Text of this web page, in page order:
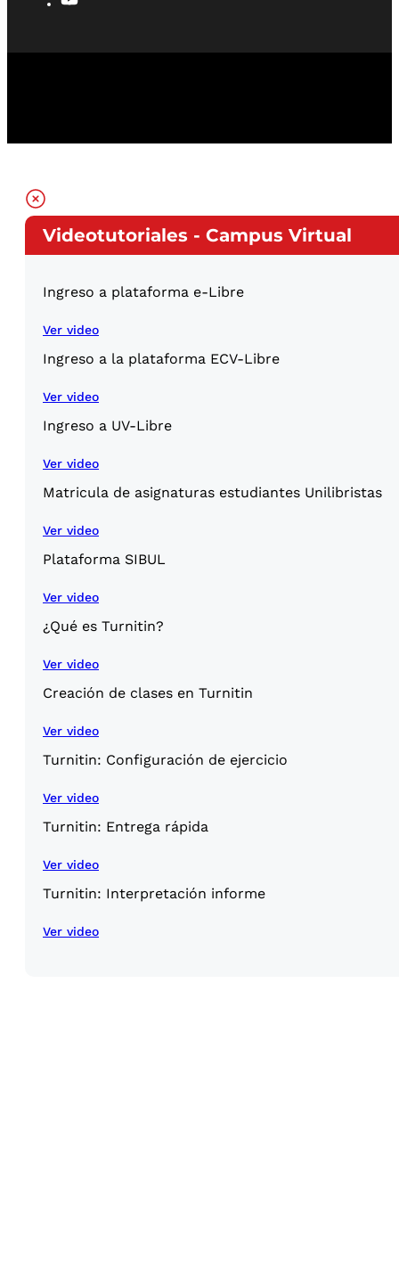
Videotutoriales - Campus Virtual
Ingreso a plataforma e-Libre
Ver video
Ingreso a la plataforma ECV-Libre
Ver video
Ingreso a UV-Libre
Ver video
Matricula de asignaturas estudiantes Unilibristas
Ver video
Plataforma SIBUL
Ver video
¿Qué es Turnitin?
Ver video
Creación de clases en Turnitin
Ver video
Turnitin: Configuración de ejercicio
Ver video
Turnitin: Entrega rápida
Ver video
Turnitin: Interpretación informe
Ver video